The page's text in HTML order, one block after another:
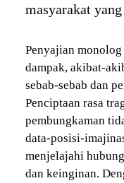
masyarakat
Penyajian
dampak, akibat-
sebab-sebab dan
Penciptaan rasa
pembungkaman
data-posisi-
menjelajahi
dan keinginan.